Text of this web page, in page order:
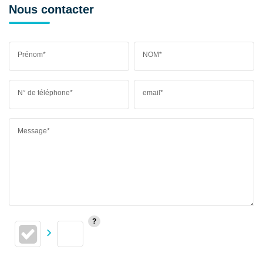
Nous contacter
Prénom* NOM*
N° de téléphone* email*
Message*